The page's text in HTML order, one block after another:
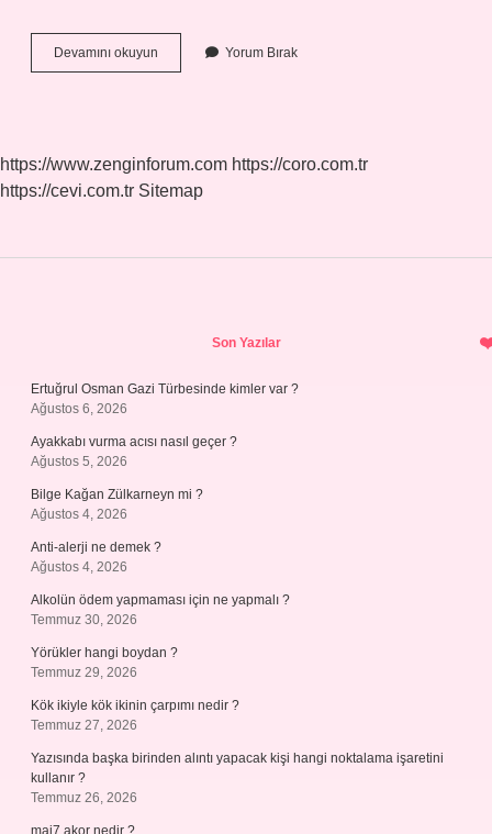
Devamını okuyun Çanakkale
18
Üniversite
Mi
Yorum Bırak
https://www.zenginforum.com https://coro.com.tr
https://cevi.com.tr Sitemap
Son Yazılar
Ertuğrul Osman Gazi Türbesinde kimler var ?
Ağustos 6, 2026
Ayakkabı vurma acısı nasıl geçer ?
Ağustos 5, 2026
Bilge Kağan Zülkarneyn mi ?
Ağustos 4, 2026
Anti-alerji ne demek ?
Ağustos 4, 2026
Alkolün ödem yapmaması için ne yapmalı ?
Temmuz 30, 2026
Yörükler hangi boydan ?
Temmuz 29, 2026
Kök ikiyle kök ikinin çarpımı nedir ?
Temmuz 27, 2026
Yazısında başka birinden alıntı yapacak kişi hangi noktalama işaretini
kullanır ?
Temmuz 26, 2026
maj7 akor nedir ?